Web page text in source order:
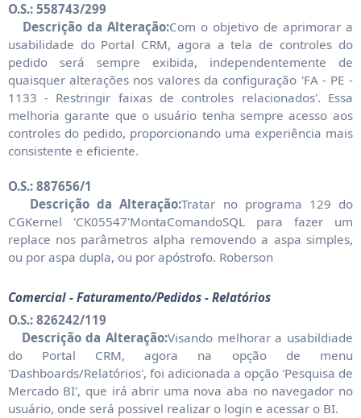
O.S.: 558743/299
Descrição da Alteração:Com o objetivo de aprimorar a
usabilidade do Portal CRM, agora a tela de controles do
pedido será sempre exibida, independentemente de
quaisquer alterações nos valores da configuração 'FA - PE -
1133 - Restringir faixas de controles relacionados'. Essa
melhoria garante que o usuário tenha sempre acesso aos
controles do pedido, proporcionando uma experiência mais
consistente e eficiente.
O.S.: 887656/1
Descrição da Alteração:Tratar no programa 129 do
CGKernel 'CK05547'MontaComandoSQL para fazer um
replace nos parâmetros alpha removendo a aspa simples,
ou por aspa dupla, ou por apóstrofo. Roberson
Comercial - Faturamento/Pedidos - Relatórios
O.S.: 826242/119
Descrição da Alteração:Visando melhorar a usabildiade
do Portal CRM, agora na opção de menu
'Dashboards/Relatórios', foi adicionada a opção 'Pesquisa de
Mercado BI', que irá abrir uma nova aba no navegador no
usuário, onde será possivel realizar o login e acessar o BI.